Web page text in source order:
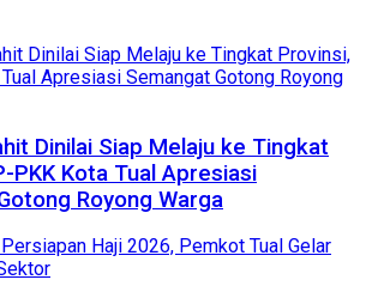
Dinilai Siap Melaju ke Tingkat
PKK Kota Tual Apresiasi
Royong Warga